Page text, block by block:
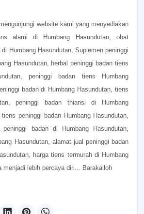
website kami yang menyediakan
alami di Humbang Hasundutan, obat
Humbang Hasundutan, Suplemen peninggi
Hasundutan, herbal peninggi badan tiens
peninggi badan tiens Humbang
badan di Humbang Hasundutan, tiens
peninggi badan thiansi di Humbang
peninggi badan Humbang Hasundutan,
badan di Humbang Hasundutan,
Hasundutan, alamat jual peninggi badan
harga tiens termurah di Humbang
menjadi lebih percaya diri... Barakalloh